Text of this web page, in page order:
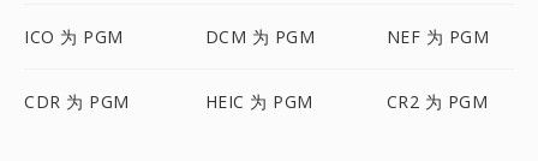
ICO 为 PGM DCM 为 PGM NEF 为 PGM
CDR 为 PGM HEIC 为 PGM CR2 为 PGM